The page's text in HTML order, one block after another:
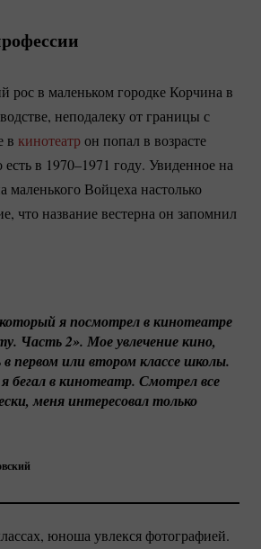
рос в маленьком городке Корчина в
неподалеку от границы с
в кинотеатрон попал в возрасте
есть в 1970–1971 году. Увиденное на
маленького Войцеха настолько
что название вестерна он запомнил
я посмотрел в кинотеатре
Часть 2». Мое увлечение кино,
в первом или втором классе школы.
бегал в кинотеатр. Смотрел все
меня интересовал только
юноша увлекся фотографией.